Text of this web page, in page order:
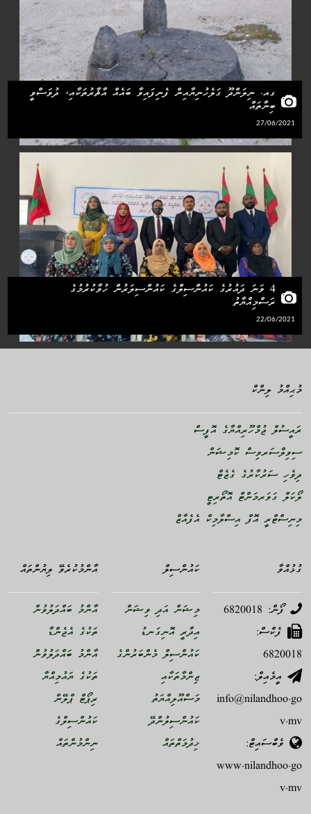
ގއ. ނިލަންދޫ ގަލެހުނިޔާއިން ފެނިފައިވާ ބައެއް އާޘާރުތަކާއި، ދުވަސްވީ
ބިނާތައް
27/06/2021
4 ވަނަ ދައުރުގެ ކައުންސިލްގެ ކައުންސިލަރުން ހުވާކުރުމުގެ
ރަސްމިއްޔާތު
22/06/2021
މުޙިއްމު ލިންކް
ރައީސުލް ޖުމްހޫރިއްޔާގެ އޮފީސް
ސިވިލްސަރވިސް ކޮމިޝަން
ދިވެހި ސަރުކާރުގެ ގެޒެޓް
ލޯކަލް ގަވަރމަންޓް އޮތޯރިޓީ
މިނިސްޓްރީ އޮފް އިސްލާމިކް އެފެއާޒް
އާންމުކުރެވޭ ލިޔުންތައް
އާންމު ބައްދަލުވުން
ތަކުގެ އެޖެންޑާ
އާންމު ބައްދަލުވުން
ތަކުގެ ޔައުމިއްޔާ
ރިޕޯޓް ޕްލޭން
ކައުންސިލްގެ
ނިންމުންތައް
ކައުންސިލް
މިޝަން އަދި ވިޝަން
އިދާރީ އޮނިގަނޑު
ކައުންސިލް މެންބަރުންގެ
ޒިންމާތަކާއި
މަސްއޫލިއްޔަތު
ކައުންސިލުންދޭ
ޚިދުމަތްތައް
ގުޅުއްވާ
ފޯން: 6820018
ފެކްސް:
6820018
އީމެއިލް:
info@nilandhoo.go
v.mv
ވެބްސައިޓް:
www.nilandhoo.go
v.mv